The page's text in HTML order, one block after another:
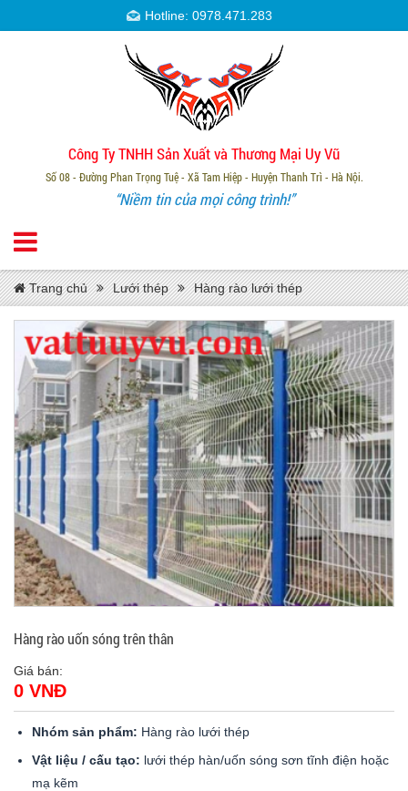
Hotline: 0978.471.283
Công Ty TNHH Sản Xuất và Thương Mại Uy Vũ
Số 08 - Đường Phan Trọng Tuệ - Xã Tam Hiệp - Huyện Thanh Trì - Hà Nội.
“Niềm tin của mọi công trình!”
Trang chủ Lưới thép Hàng rào lưới thép
Hàng rào uốn sóng trên thân
Giá bán:
0 VNĐ
Nhóm sản phẩm: Hàng rào lưới thép
Vật liệu / cấu tạo: lưới thép hàn/uốn sóng sơn tĩnh điện hoặc
mạ kẽm